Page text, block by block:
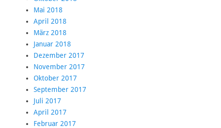
Mai 2018
April 2018
März 2018
Januar 2018
Dezember 2017
November 2017
Oktober 2017
September 2017
Juli 2017
April 2017
Februar 2017